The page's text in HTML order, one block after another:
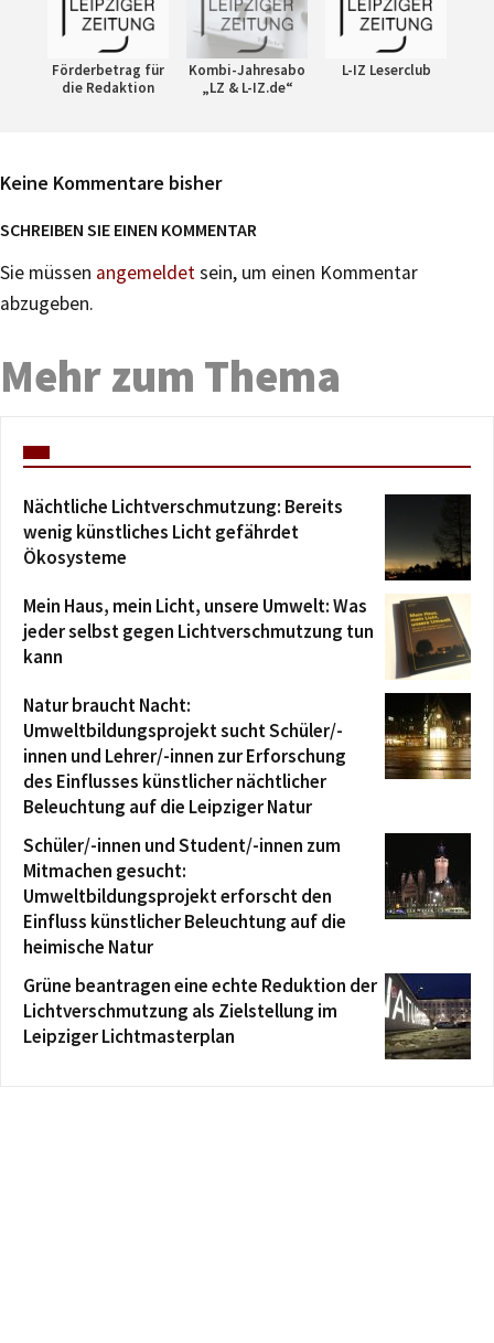
Förderbetrag für
die Redaktion
Kombi-Jahresabo
„LZ & L-IZ.de“
L-IZ Leserclub
Keine Kommentare bisher
SCHREIBEN SIE EINEN KOMMENTAR
Sie müssen angemeldetsein, um einen Kommentar
abzugeben.
Mehr zum Thema
Nächtliche Lichtverschmutzung: Bereits
wenig künstliches Licht gefährdet
Ökosysteme
Mein Haus, mein Licht, unsere Umwelt: Was
jeder selbst gegen Lichtverschmutzung tun
kann
Natur braucht Nacht:
Umweltbildungsprojekt sucht Schüler/-
innen und Lehrer/-innen zur Erforschung
des Einflusses künstlicher nächtlicher
Beleuchtung auf die Leipziger Natur
Schüler/-innen und Student/-innen zum
Mitmachen gesucht:
Umweltbildungsprojekt erforscht den
Einfluss künstlicher Beleuchtung auf die
heimische Natur
Grüne beantragen eine echte Reduktion der
Lichtverschmutzung als Zielstellung im
Leipziger Lichtmasterplan